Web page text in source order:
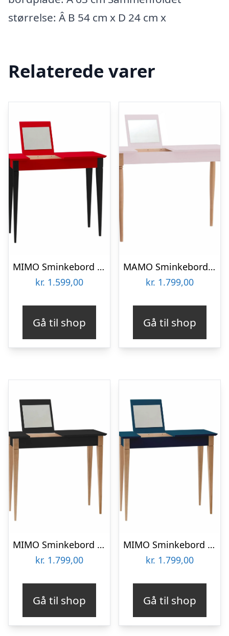
størrelse: Â B 54 cm x D 24 cm x
Relaterede varer
MIMO Sminkebord med spejl – 65×35 cm sorte ben / røde
kr. 1.599,00
Gå til shop
MAMO Sminkebord med spejl – 105x35cm Pink
kr. 1.799,00
Gå til shop
MIMO Sminkebord med spejl 85x35cm Sort
kr. 1.799,00
Gå til shop
MIMO Sminkebord med spejl – 85x35cm Petrolblå
kr. 1.799,00
Gå til shop